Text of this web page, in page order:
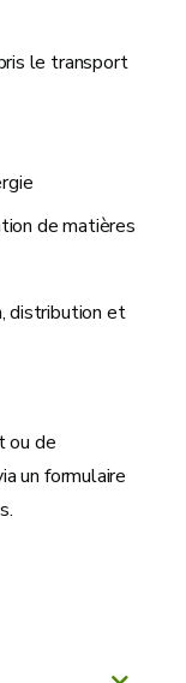
le transport
de matières
distribution et
ou de
un formulaire